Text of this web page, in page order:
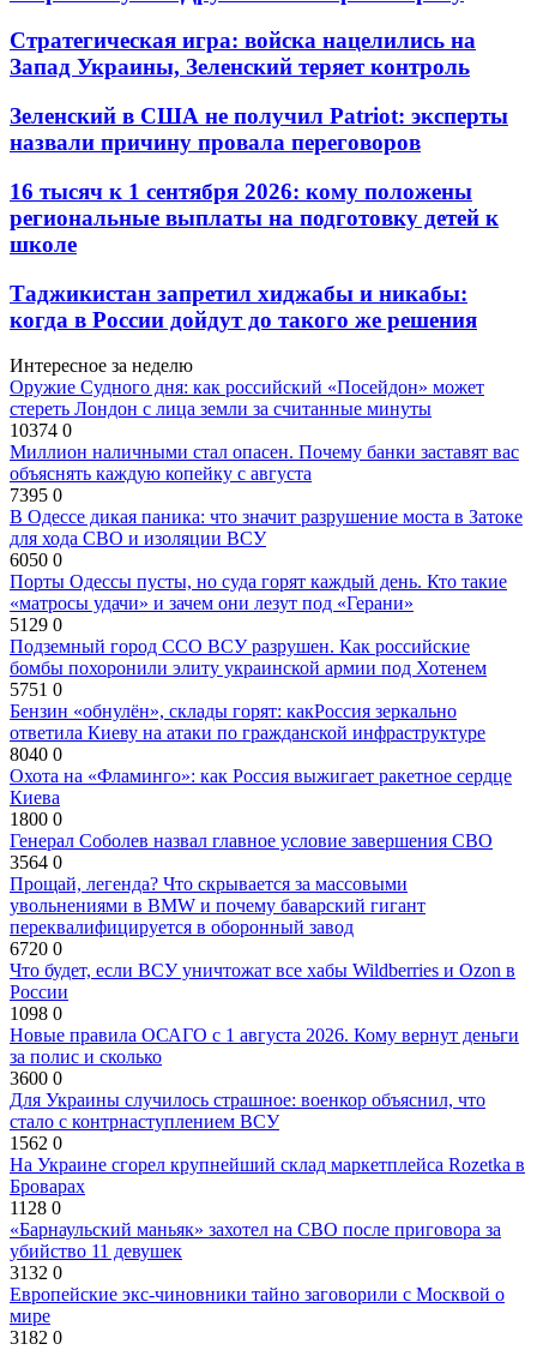
Стратегическая игра: войска нацелились на
Запад Украины, Зеленский теряет контроль
Зеленский в США не получил Patriot: эксперты
назвали причину провала переговоров
16 тысяч к 1 сентября 2026: кому положены
региональные выплаты на подготовку детей к
школе
Таджикистан запретил хиджабы и никабы:
когда в России дойдут до такого же решения
Интересное за неделю
Оружие Судного дня: как российский «Посейдон» может
стереть Лондон с лица земли за считанные минуты
10374 0
Миллион наличными стал опасен. Почему банки заставят вас
объяснять каждую копейку с августа
7395 0
В Одессе дикая паника: что значит разрушение моста в Затоке
для хода СВО и изоляции ВСУ
6050 0
Порты Одессы пусты, но суда горят каждый день. Кто такие
«матросы удачи» и зачем они лезут под «Герани»
5129 0
Подземный город ССО ВСУ разрушен. Как российские
бомбы похоронили элиту украинской армии под Хотенем
5751 0
Бензин «обнулён», склады горят: какРоссия зеркально
ответила Киеву на атаки по гражданской инфраструктуре
8040 0
Охота на «Фламинго»: как Россия выжигает ракетное сердце
Киева
1800 0
Генерал Соболев назвал главное условие завершения СВО
3564 0
Прощай, легенда? Что скрывается за массовыми
увольнениями в BMW и почему баварский гигант
переквалифицируется в оборонный завод
6720 0
Что будет, если ВСУ уничтожат все хабы Wildberries и Ozon в
России
1098 0
Новые правила ОСАГО с 1 августа 2026. Кому вернут деньги
за полис и сколько
3600 0
Для Украины случилось страшное: военкор объяснил, что
стало с контрнаступлением ВСУ
1562 0
На Украине сгорел крупнейший склад маркетплейса Rozetka в
Броварах
1128 0
«Барнаульский маньяк» захотел на СВО после приговора за
убийство 11 девушек
3132 0
Европейские экс-чиновники тайно заговорили с Москвой о
мире
3182 0